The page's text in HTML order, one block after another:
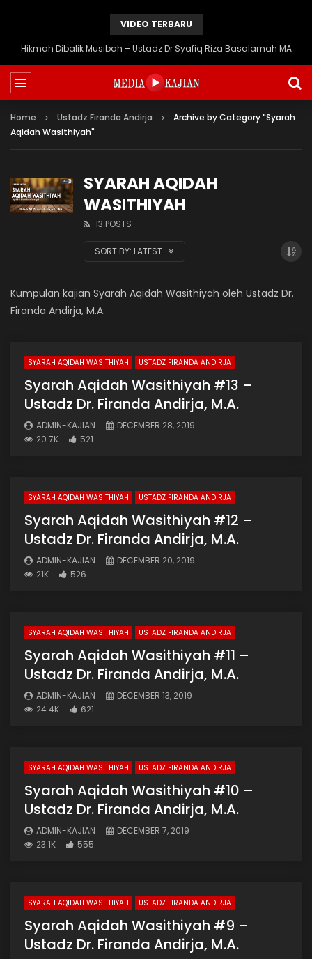
VIDEO TERBARU
Hikmah Dibalik Musibah – Ustadz Dr Syafiq Riza Basalamah MA
Home Ustadz Firanda Andirja
Archive by Category "Syarah
Aqidah Wasithiyah"
SYARAH AQIDAH
WASITHIYAH
13 POSTS
SORT BY: LATEST
Kumpulan kajian Syarah Aqidah Wasithiyah oleh Ustadz Dr.
Firanda Andirja, M.A.
SYARAH AQIDAH WASITHIYAH USTADZ FIRANDA ANDIRJA
Syarah Aqidah Wasithiyah #13 –
Ustadz Dr. Firanda Andirja, M.A.
ADMIN-KAJIAN
DECEMBER 28, 2019
20.7K
521
SYARAH AQIDAH WASITHIYAH USTADZ FIRANDA ANDIRJA
Syarah Aqidah Wasithiyah #12 –
Ustadz Dr. Firanda Andirja, M.A.
ADMIN-KAJIAN
DECEMBER 20, 2019
21K
526
SYARAH AQIDAH WASITHIYAH USTADZ FIRANDA ANDIRJA
Syarah Aqidah Wasithiyah #11 –
Ustadz Dr. Firanda Andirja, M.A.
ADMIN-KAJIAN
DECEMBER 13, 2019
24.4K
621
SYARAH AQIDAH WASITHIYAH USTADZ FIRANDA ANDIRJA
Syarah Aqidah Wasithiyah #10 –
Ustadz Dr. Firanda Andirja, M.A.
ADMIN-KAJIAN
DECEMBER 7, 2019
23.1K
555
SYARAH AQIDAH WASITHIYAH USTADZ FIRANDA ANDIRJA
Syarah Aqidah Wasithiyah #9 –
Ustadz Dr. Firanda Andirja, M.A.